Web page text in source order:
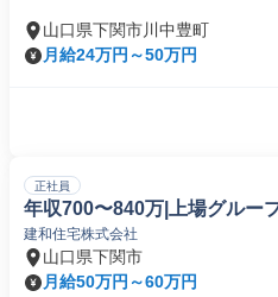
山口県下関市川中豊町
月給24万円～50万円
正社員
年収700〜840万|上場グルー
建和住宅株式会社
山口県下関市
月給50万円～60万円